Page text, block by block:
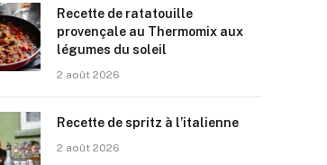
Recette de ratatouille
provençale au Thermomix aux
légumes du soleil
2 août 2026
Recette de spritz à l’italienne
2 août 2026